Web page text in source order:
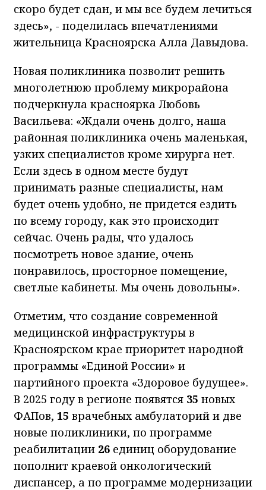
скоро будет сдан, и мы все будем лечиться
здесь», - поделилась впечатлениями
жительница Красноярска Алла Давыдова.
Новая поликлиника позволит решить
многолетнюю проблему микрорайона
подчеркнула красноярка Любовь
Васильева: «Ждали очень долго, наша
районная поликлиника очень маленькая,
узких специалистов кроме хирурга нет.
Если здесь в одном месте будут
принимать разные специалисты, нам
будет очень удобно, не придется ездить
по всему городу, как это происходит
сейчас. Очень рады, что удалось
посмотреть новое здание, очень
понравилось, просторное помещение,
светлые кабинеты. Мы очень довольны».
Отметим, что создание современной
медицинской инфраструктуры в
Красноярском крае приоритет народной
программы «Единой России» и
партийного проекта «Здоровое будущее».
В 2025 году в регионе появятся 35 новых
ФАПов, 15 врачебных амбулаторий и две
новые поликлиники, по программе
реабилитации 26 единиц оборудование
пополнит краевой онкологический
диспансер, а по программе модернизации